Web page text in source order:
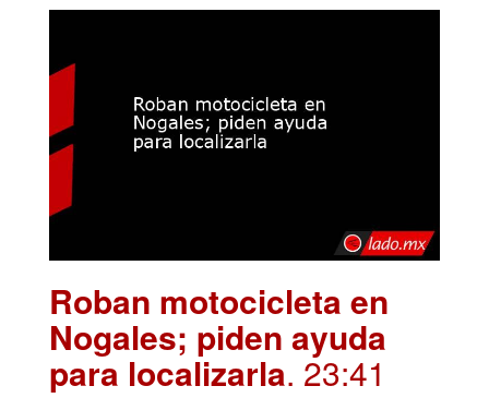
Roban motocicleta en
Nogales; piden ayuda
para localizarla. 23:41